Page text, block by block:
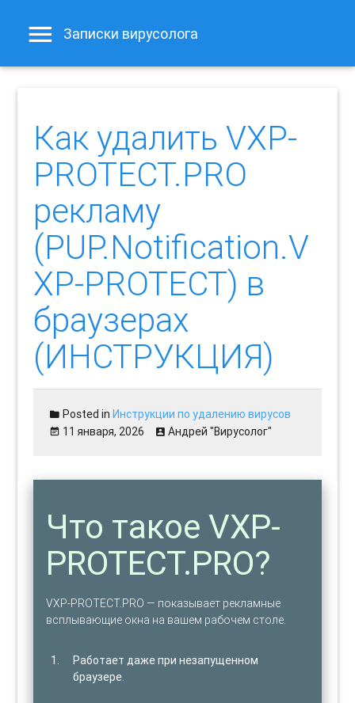
Записки вирусолога
Как удалить VXP-
PROTECT.PRO
рекламу
(PUP.Notification.V
XP-PROTECT) в
браузерах
(ИНСТРУКЦИЯ)
Posted inИнструкции по удалению вирусов
11 января, 2026
Андрей "Вирусолог"
Что такое VXP-
PROTECT.PRO?
VXP-PROTECT.PRO — показывает рекламные
всплывающие окна на вашем рабочем столе.
Работает даже при незапущенном
браузере.